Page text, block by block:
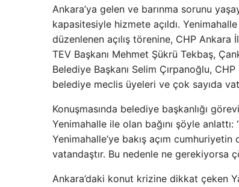
Ankara’ya gelen ve barınma sorunu
kapasitesiyle hizmete açıldı.
düzenlenen açılış törenine, CHP Ankara
TEV Başkanı Mehmet Şükrü Tekbaş,
Belediye Başkanı Selim Çırpanoğlu,
belediye meclis üyeleri ve çok sayıda
Konuşmasında belediye başkanlığı
Yenimahalle ile olan bağını şöyle
Yenimahalle’ye bakış açım
vatandaştır. Bu nedenle ne gerekiyorsa
Ankara’daki konut krizine dikkat çeken